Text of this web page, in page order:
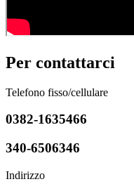
Per contattarci
Telefono fisso/cellulare
0382-1635466
340-6506346
Indirizzo